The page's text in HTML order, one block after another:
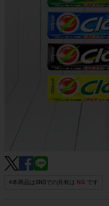
※本商品はSNSでの共有は NG です